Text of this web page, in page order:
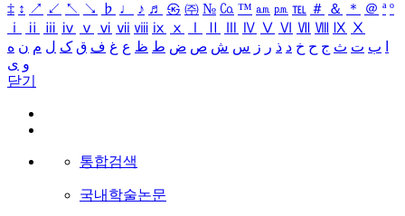
‡ ↕ ↗ ↙ ↖ ↘ ♭ ♩ ♪ ♬ ㉿ ㈜ № ㏇ ™ ㏂ ㏘ ℡ ＃ ＆ ＊ ＠ ª º
ⅰ
ⅱ ⅲ ⅳ ⅴ ⅵ ⅶ ⅷ ⅸ ⅹ Ⅳ Ⅴ Ⅵ Ⅶ Ⅷ Ⅸ Ⅹ
ب ت ث ج ح خ د ذ ر ز س ش ص ض ط ظ ع غ ف ق ک ل م ن ه
و ی
닫기
통합검색
국내학술논문